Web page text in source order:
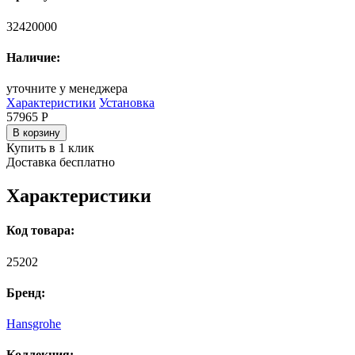
32420000
Наличие:
уточните у менеджера
Характеристики Установка
57965 Р
В корзину
Купить в 1 клик
Доставка бесплатно
Характеристики
Код товара:
25202
Бренд:
Hansgrohe